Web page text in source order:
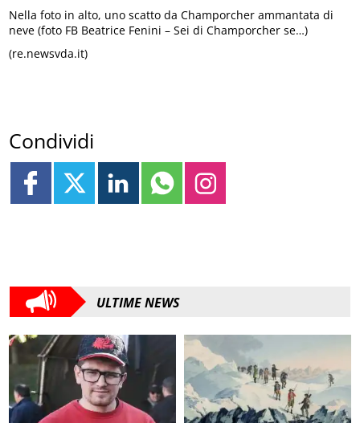
Nella foto in alto, uno scatto da Champorcher ammantata di
neve (foto FB Beatrice Fenini – Sei di Champorcher se…)
(re.newsvda.it)
Condividi
ULTIME NEWS